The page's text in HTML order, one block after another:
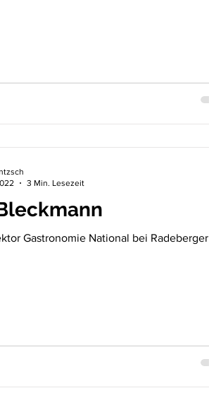
Gastronomie National bei Radeberger
3 Min. Lesezeit